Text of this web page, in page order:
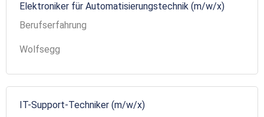
Elektroniker für Automatisierungstechnik (m/w/x)
Berufserfahrung
Wolfsegg
IT-Support-Techniker (m/w/x)